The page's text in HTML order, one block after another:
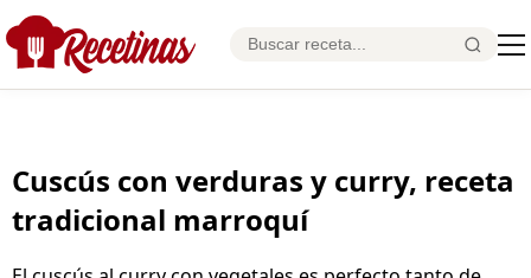
Cuscús con verduras y curry, receta
tradicional marroquí